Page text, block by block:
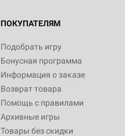
ПОКУПАТЕЛЯМ
Подобрать игру
Бонусная программа
Информация о заказе
Возврат товара
Помощь с правилами
Архивные игры
Товары без скидки